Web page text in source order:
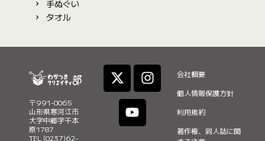
手ぬぐい
タオル
〒991-0065
山形県寒河江市
大字中郷字千本
原1787
TEL (0237)62-
X
-
t
w
i
I
n
s
Y
u
t
u
会社概要
個人情報保護方針
利用規約
著作権、同人誌に関